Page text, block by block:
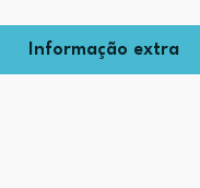
Informação extra